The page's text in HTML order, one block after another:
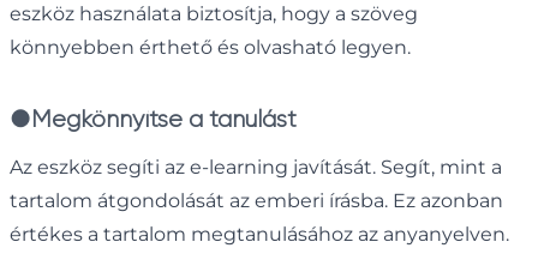
eszköz használata biztosítja, hogy a szöveg
könnyebben érthető és olvasható legyen.
●Megkönnyítse a tanulást
Az eszköz segíti az e-learning javítását. Segít, mint a
tartalom átgondolását az emberi írásba. Ez azonban
értékes a tartalom megtanulásához az anyanyelven.